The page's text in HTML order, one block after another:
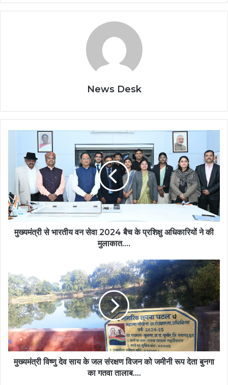
News Desk
भारतीय
2024
बैच
के
प्रशिक्षु
अधिकारियों
मुख्यमंत्री से भारतीय वन सेवा 2024 बैच के प्रशिक्षु अधिकारियों ने की
मुलाकात….
विष्णु
देव
साय
के
जल
संरक्षण
विजन
को
जमीनी
मुख्यमंत्री विष्णु देव साय के जल संरक्षण विजन को जमीनी रूप देता बुनगा
का गतवा तालाब….